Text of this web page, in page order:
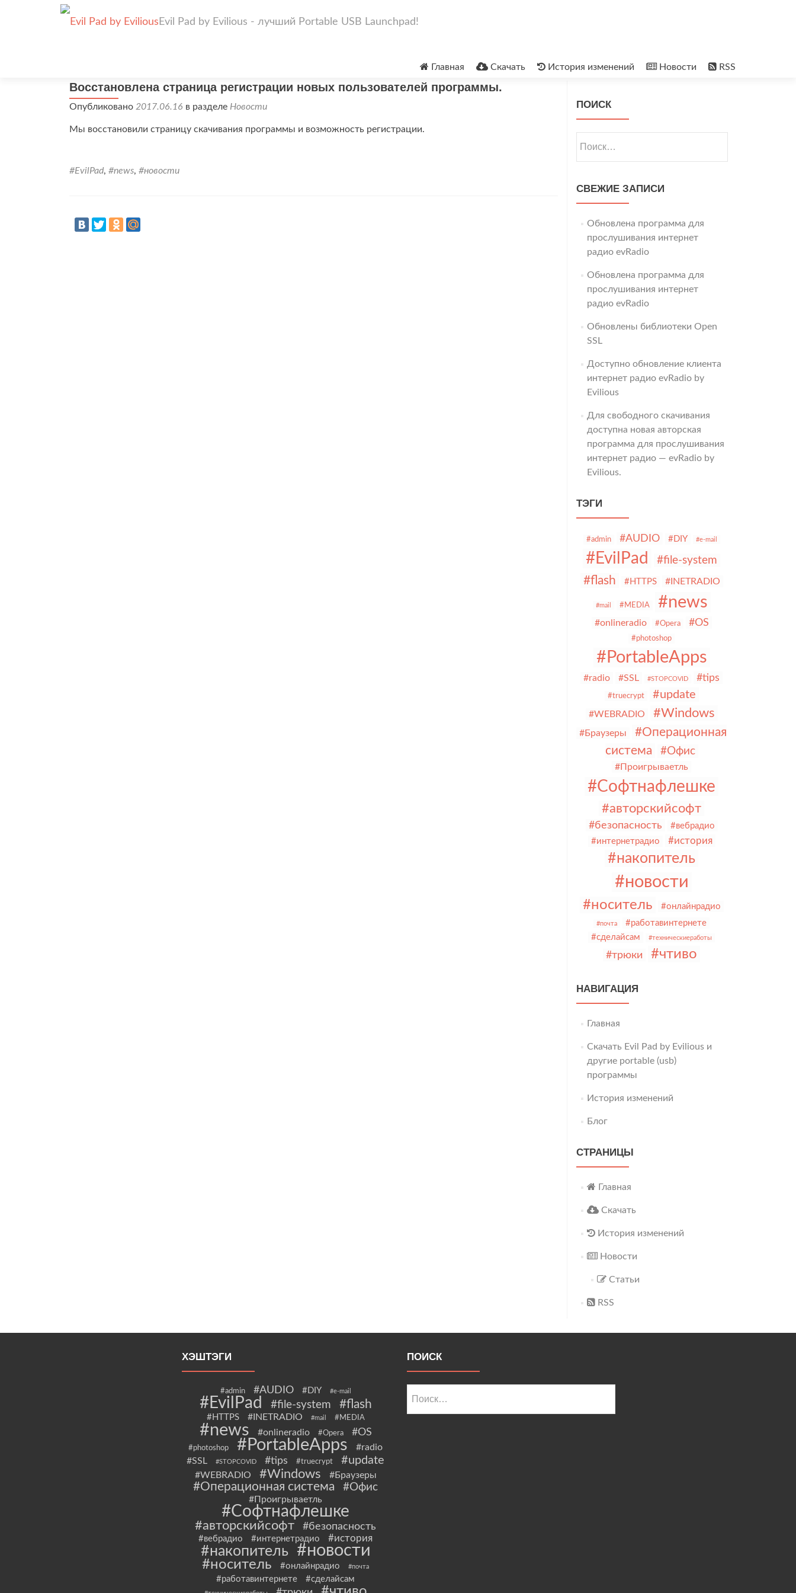
Evil Pad by Evilious - лучший Portable USB Launchpad!
к
Главная Скачать История изменений Новости RSS
Восстановлена страница регистрации новых пользователей программы.
Опубликовано 2017.06.16 в разделе Новости
Мы восстановили страницу скачивания программы и возможность регистрации.
#EvilPad, #news, #новости
ПОИСК
СВЕЖИЕ ЗАПИСИ
Обновлена программа для
прослушивания интернет
радио evRadio
Обновлена программа для
прослушивания интернет
радио evRadio
Обновлены библиотеки Open
SSL
Доступно обновление клиента
интернет радио evRadio by
Evilious
Для свободного скачивания
доступна новая авторская
программа для прослушивания
интернет радио — evRadio by
Evilious.
ТЭГИ
#admin #AUDIO #DIY #e-mail
#EvilPad #file-system
#flash #HTTPS #INETRADIO
#mail #MEDIA #news
#onlineradio #Opera #OS
#photoshop
#PortableApps
#radio #SSL #STOPCOVID #tips
#truecrypt #update
#WEBRADIO #Windows
#Браузеры
#Операционная
система
#Офис
#Проигрываетль
#Софтнафлешке
#авторскийсофт
#безопасность
#вебрадио
#интернетрадио
#история
#накопитель
#новости
#носитель #онлайнрадио
#почта
#работавинтернете
#сделайсам
#техническиеработы
#трюки #чтиво
НАВИГАЦИЯ
Главная
Скачать Evil Pad by Evilious и
другие portable (usb)
программы
История изменений
Блог
СТРАНИЦЫ
Главная
Скачать
История изменений
Новости
Статьи
RSS
ХЭШТЭГИ
#admin #AUDIO #DIY #e-mail
#EvilPad #file-system #flash
#HTTPS #INETRADIO #mail #MEDIA
#news #onlineradio #Opera #OS
#photoshop #PortableApps
#radio
#SSL
#STOPCOVID #tips #truecrypt #update
#WEBRADIO #Windows #Браузеры
#Операционная система #Офис
#Проигрываетль
#Софтнафлешке
#авторскийсофт #безопасность
#вебрадио #интернетрадио #история
#накопитель #новости
#носитель #онлайнрадио #почта
#работавинтернете #сделайсам
ПОИСК